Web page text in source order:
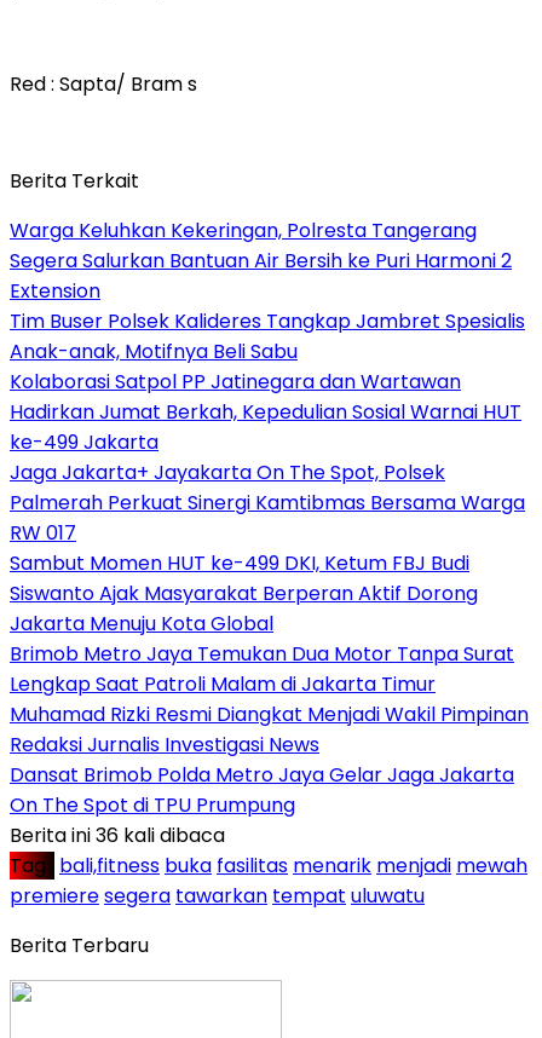
Red : Sapta/ Bram s
Berita Terkait
Warga Keluhkan Kekeringan, Polresta Tangerang
Segera Salurkan Bantuan Air Bersih ke Puri Harmoni 2
Extension
Tim Buser Polsek Kalideres Tangkap Jambret Spesialis
Anak-anak, Motifnya Beli Sabu
Kolaborasi Satpol PP Jatinegara dan Wartawan
Hadirkan Jumat Berkah, Kepedulian Sosial Warnai HUT
ke-499 Jakarta
Jaga Jakarta+ Jayakarta On The Spot, Polsek
Palmerah Perkuat Sinergi Kamtibmas Bersama Warga
RW 017
Sambut Momen HUT ke-499 DKI, Ketum FBJ Budi
Siswanto Ajak Masyarakat Berperan Aktif Dorong
Jakarta Menuju Kota Global
Brimob Metro Jaya Temukan Dua Motor Tanpa Surat
Lengkap Saat Patroli Malam di Jakarta Timur
Muhamad Rizki Resmi Diangkat Menjadi Wakil Pimpinan
Redaksi Jurnalis Investigasi News
Dansat Brimob Polda Metro Jaya Gelar Jaga Jakarta
On The Spot di TPU Prumpung
Berita ini 36 kali dibaca
Tag : bali,fitness buka fasilitas menarik menjadi mewah
premieresegera tawarkan tempat uluwatu
Berita Terbaru